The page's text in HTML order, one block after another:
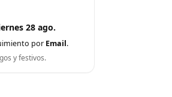
28 ago.
por Email.
y festivos.